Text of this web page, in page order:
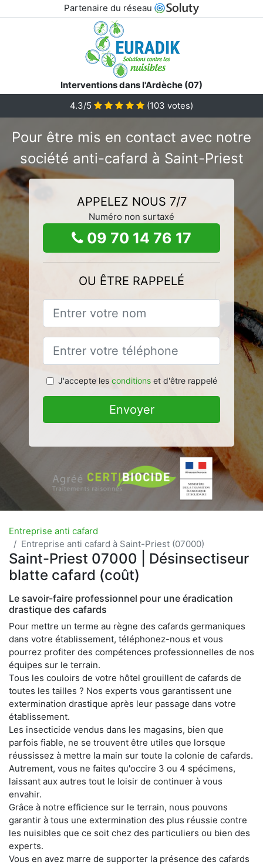
Partenaire du réseau
Interventions dans l'Ardèche (07)
4.3/5
(103 votes)
Pour être mis en contact avec notre
société anti-cafard à Saint-Priest
APPELEZ NOUS 7/7
Numéro non surtaxé
09 70 14 76 17
OU ÊTRE RAPPELÉ
J'accepte les conditionset d'être rappelé
Envoyer
Entreprise anti cafard
Entreprise anti cafard à Saint-Priest (07000)
Saint-Priest 07000 | Désinsectiseur
blatte cafard (coût)
Le savoir-faire professionnel pour une éradication
drastique des cafards
Pour mettre un terme au règne des cafards germaniques
dans votre établissement, téléphonez-nous et vous
pourrez profiter des compétences professionnelles de nos
équipes sur le terrain.
Tous les couloirs de votre hôtel grouillent de cafards de
toutes les tailles ? Nos experts vous garantissent une
extermination drastique après leur passage dans votre
établissement.
Les insecticide vendus dans les magasins, bien que
parfois fiable, ne se trouvent être utiles que lorsque
réussissez à mettre la main sur toute la colonie de cafards.
Autrement, vous ne faites qu'occire 3 ou 4 spécimens,
laissant aux autres tout le loisir de continuer à vous
envahir.
Grâce à notre efficience sur le terrain, nous pouvons
garantir à tous une extermination des plus réussie contre
les nuisibles que ce soit chez des particuliers ou bien des
experts.
Vous en avez marre de supporter la présence des cafards